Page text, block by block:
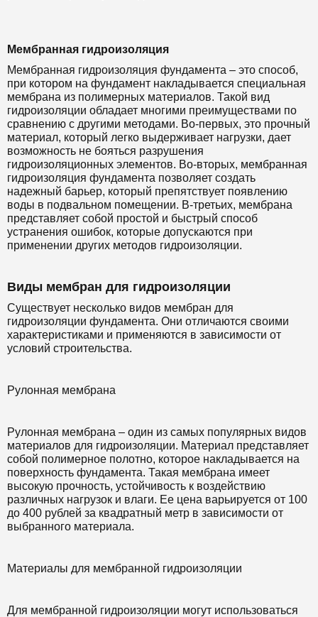
Мембранная гидроизоляция
Мембранная гидроизоляция фундамента – это способ,
при котором на фундамент накладывается специальная
мембрана из полимерных материалов. Такой вид
гидроизоляции обладает многими преимуществами по
сравнению с другими методами. Во-первых, это прочный
материал, который легко выдерживает нагрузки, дает
возможность не бояться разрушения
гидроизоляционных элементов. Во-вторых, мембранная
гидроизоляция фундамента позволяет создать
надежный барьер, который препятствует появлению
воды в подвальном помещении. В-третьих, мембрана
представляет собой простой и быстрый способ
устранения ошибок, которые допускаются при
применении других методов гидроизоляции.
Виды мембран для гидроизоляции
Существует несколько видов мембран для
гидроизоляции фундамента. Они отличаются своими
характеристиками и применяются в зависимости от
условий строительства.
Рулонная мембрана
Рулонная мембрана – один из самых популярных видов
материалов для гидроизоляции. Материал представляет
собой полимерное полотно, которое накладывается на
поверхность фундамента. Такая мембрана имеет
высокую прочность, устойчивость к воздействию
различных нагрузок и влаги. Ее цена варьируется от 100
до 400 рублей за квадратный метр в зависимости от
выбранного материала.
Материалы для мембранной гидроизоляции
Для мембранной гидроизоляции могут использоваться